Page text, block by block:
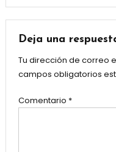
Deja una
Tu dirección de correo
campos obligatorios
Comentario *